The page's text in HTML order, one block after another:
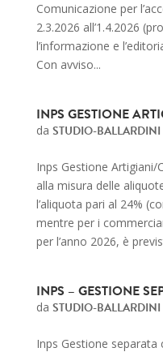
Comunicazione per
2.3.2026 all’1.4.2026
l’informazione e
Con avviso...
INPS GESTIONE
da STUDIO-BALLARDINI
Inps Gestione
alla misura delle
l’aliquota pari al 24%
mentre per i
per l’anno 2026, è
INPS – GESTIONE
da STUDIO-BALLARDINI
Inps Gestione